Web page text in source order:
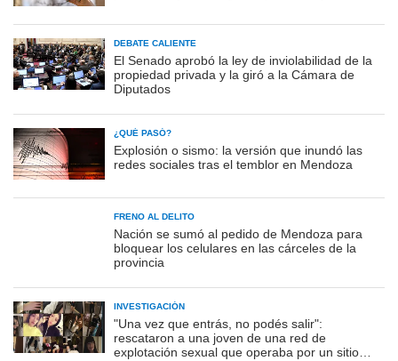
DEBATE CALIENTE
El Senado aprobó la ley de inviolabilidad de la
propiedad privada y la giró a la Cámara de
Diputados
¿QUÉ PASÓ?
Explosión o sismo: la versión que inundó las
redes sociales tras el temblor en Mendoza
FRENO AL DELITO
Nación se sumó al pedido de Mendoza para
bloquear los celulares en las cárceles de la
provincia
INVESTIGACIÓN
"Una vez que entrás, no podés salir":
rescataron a una joven de una red de
explotación sexual que operaba por un sitio